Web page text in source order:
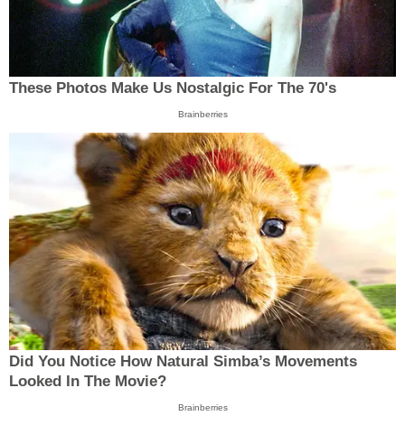
These Photos Make Us Nostalgic For The 70's
Brainberries
Did You Notice How Natural Simba’s Movements
Looked In The Movie?
Brainberries